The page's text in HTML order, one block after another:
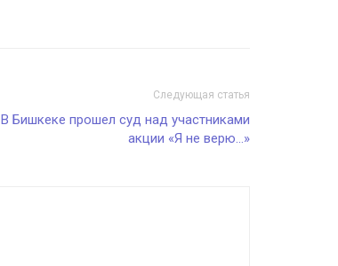
Следующая статья
В Бишкеке прошел суд над участниками
акции «Я не верю…»